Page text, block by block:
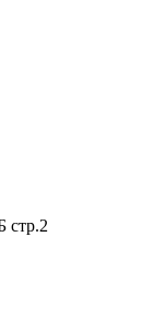
стр.2